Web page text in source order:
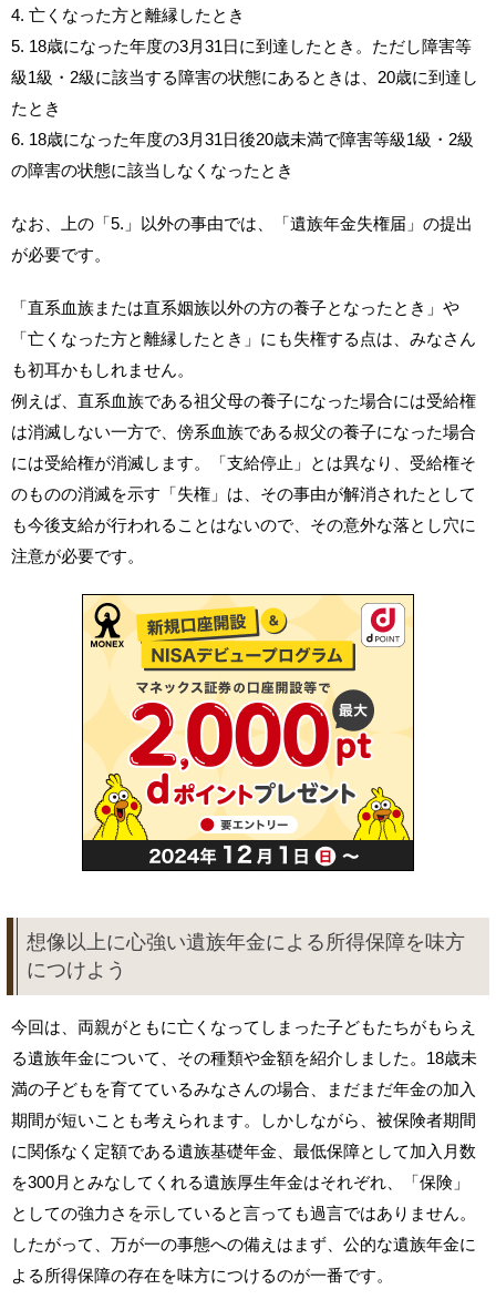
4. 亡くなった方と離縁したとき
5. 18歳になった年度の3月31日に到達したとき。ただし障害等
級1級・2級に該当する障害の状態にあるときは、20歳に到達し
たとき
6. 18歳になった年度の3月31日後20歳未満で障害等級1級・2級
の障害の状態に該当しなくなったとき
なお、上の「5.」以外の事由では、「遺族年金失権届」の提出
が必要です。
「直系血族または直系姻族以外の方の養子となったとき」や
「亡くなった方と離縁したとき」にも失権する点は、みなさん
も初耳かもしれません。
例えば、直系血族である祖父母の養子になった場合には受給権
は消滅しない一方で、傍系血族である叔父の養子になった場合
には受給権が消滅します。「支給停止」とは異なり、受給権そ
のものの消滅を示す「失権」は、その事由が解消されたとして
も今後支給が行われることはないので、その意外な落とし穴に
注意が必要です。
想像以上に心強い遺族年金による所得保障を味方
につけよう
今回は、両親がともに亡くなってしまった子どもたちがもらえ
る遺族年金について、その種類や金額を紹介しました。18歳未
満の子どもを育てているみなさんの場合、まだまだ年金の加入
期間が短いことも考えられます。しかしながら、被保険者期間
に関係なく定額である遺族基礎年金、最低保障として加入月数
を300月とみなしてくれる遺族厚生年金はそれぞれ、「保険」
としての強力さを示していると言っても過言ではありません。
したがって、万が一の事態への備えはまず、公的な遺族年金に
よる所得保障の存在を味方につけるのが一番です。